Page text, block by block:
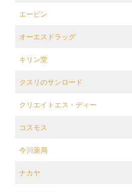
エービン
オーエスドラッグ
キリン堂
クスリのサンロード
クリエイトエス・ディー
コスモス
今川薬局
ナカヤ